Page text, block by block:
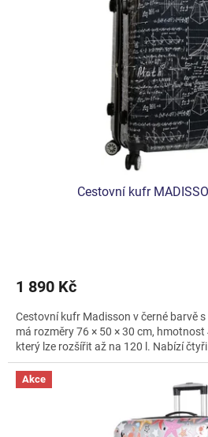
Cestovní kufr
1 890 Kč
Cestovní kufr Madisson v černé barvě
má rozměry 76 × 50 × 30 cm, hmotnost
který lze rozšířit až na 120 l. Nabízí
Akce